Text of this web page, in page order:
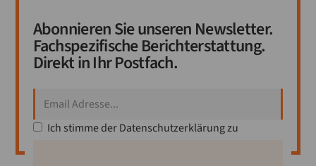
Abonnieren Sie unseren Newsletter.
Fachspezifische Berichterstattung.
Direkt in Ihr Postfach.
Ich stimme derDatenschutzerklärungzu